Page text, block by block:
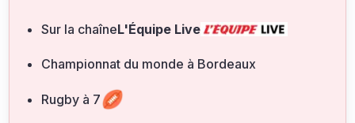
Sur la chaîneL'Équipe Live
Championnat du monde à Bordeaux
Rugby à 7